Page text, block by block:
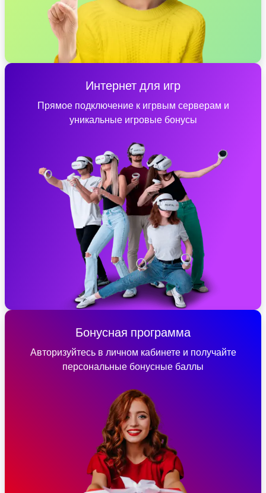
Интернет для игр
Прямое подключение к игрвым серверам и
уникальные игровые бонусы
Бонусная программа
Авторизуйтесь в личном кабинете и получайте
персональные бонусные баллы